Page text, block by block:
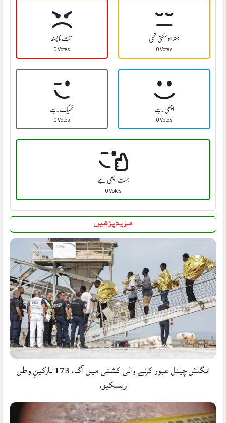
سخت نا پسند
0 Votes
بہتر ہو سکتی تھی
0 Votes
ٹھیک ہے
0 Votes
اچھی ہے
0 Votes
بہت اچھی ہے
0 Votes
مزید پڑھیں
انگلش چینل عبور کرنے والی کشتی میں آگ، 173 تارکینِ وطن
ریسکیو.